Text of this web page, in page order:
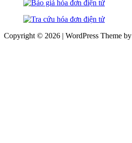
Copyright © 2026 | WordPress Theme by